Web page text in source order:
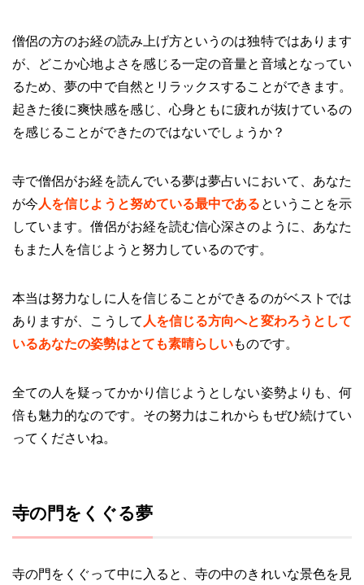
僧侶の方のお経の読み上げ方というのは独特ではあります
が、どこか心地よさを感じる一定の音量と音域となってい
るため、夢の中で自然とリラックスすることができます。
起きた後に爽快感を感じ、心身ともに疲れが抜けているの
を感じることができたのではないでしょうか？
寺で僧侶がお経を読んでいる夢は夢占いにおいて、あなた
が今 人を信じようと努めている最中である ということを示
しています。僧侶がお経を読む信心深さのように、あなた
もまた人を信じようと努力しているのです。
本当は努力なしに人を信じることができるのがベストでは
ありますが、こうして 人を信じる方向へと変わろうとして
いるあなたの姿勢はとても素晴らしいものです。
全ての人を疑ってかかり信じようとしない姿勢よりも、何
倍も魅力的なのです。その努力はこれからもぜひ続けてい
ってくださいね。
寺の門をくぐる夢
寺の門をくぐって中に入ると、寺の中のきれいな景色を見